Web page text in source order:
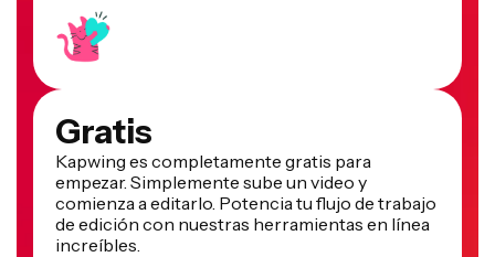
Gratis
Kapwing es completamente gratis para
empezar. Simplemente sube un video y
comienza a editarlo. Potencia tu flujo de trabajo
de edición con nuestras herramientas en línea
increíbles.